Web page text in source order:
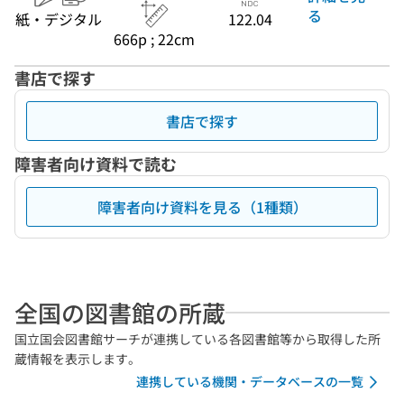
紙・デジタル
666p ; 22cm
122.04
る
書店で探す
書店で探す
障害者向け資料で読む
障害者向け資料を見る（1種類）
全国の図書館の所蔵
国立国会図書館サーチが連携している各図書館等から取得した所
蔵情報を表示します。
連携している機関・データベースの一覧